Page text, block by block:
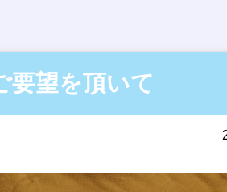
要望を頂いて